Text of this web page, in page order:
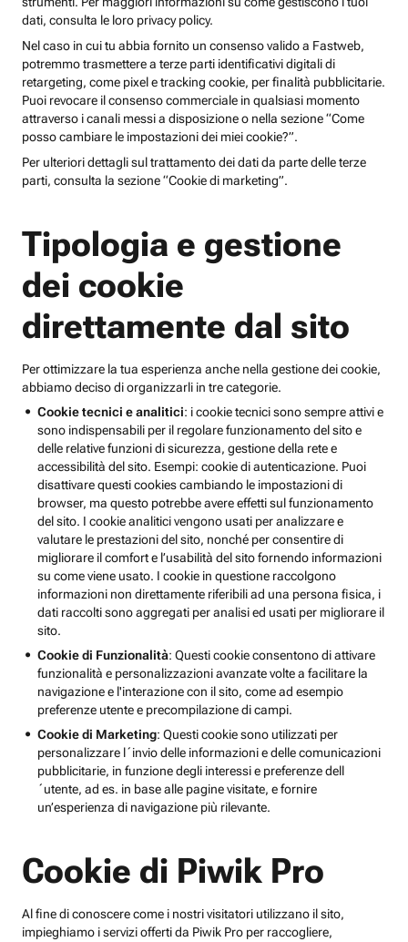
dati, consulta le loro privacy policy.
Nel caso in cui tu abbia fornito un consenso valido a Fastweb,
potremmo trasmettere a terze parti identificativi digitali di
retargeting, come pixel e tracking cookie, per finalità pubblicitarie.
Puoi revocare il consenso commerciale in qualsiasi momento
attraverso i canali messi a disposizione o nella sezione “Come
posso cambiare le impostazioni dei miei cookie?”.
Per ulteriori dettagli sul trattamento dei dati da parte delle terze
parti, consulta la sezione “Cookie di marketing”.
Tipologia e gestione
dei cookie
direttamente dal sito
Per ottimizzare la tua esperienza anche nella gestione dei cookie,
abbiamo deciso di organizzarli in tre categorie.
Cookie tecnici e analitici: i cookie tecnici sono sempre attivi e
sono indispensabili per il regolare funzionamento del sito e
delle relative funzioni di sicurezza, gestione della rete e
accessibilità del sito. Esempi: cookie di autenticazione. Puoi
disattivare questi cookies cambiando le impostazioni di
browser, ma questo potrebbe avere effetti sul funzionamento
del sito. I cookie analitici vengono usati per analizzare e
valutare le prestazioni del sito, nonché per consentire di
migliorare il comfort e l’usabilità del sito fornendo informazioni
su come viene usato. I cookie in questione raccolgono
informazioni non direttamente riferibili ad una persona fisica, i
dati raccolti sono aggregati per analisi ed usati per migliorare il
sito.
Cookie di Funzionalità: Questi cookie consentono di attivare
funzionalità e personalizzazioni avanzate volte a facilitare la
navigazione e l'interazione con il sito, come ad esempio
preferenze utente e precompilazione di campi.
Cookie di Marketing: Questi cookie sono utilizzati per
personalizzare l´invio delle informazioni e delle comunicazioni
pubblicitarie, in funzione degli interessi e preferenze dell
´utente, ad es. in base alle pagine visitate, e fornire
un’esperienza di navigazione più rilevante.
Cookie di Piwik Pro
Al fine di conoscere come i nostri visitatori utilizzano il sito,
impieghiamo i servizi offerti da Piwik Pro per raccogliere,